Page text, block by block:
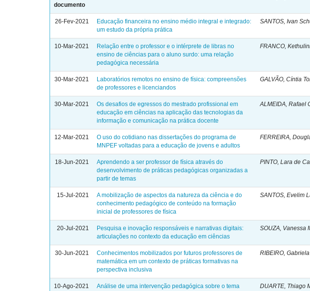
documento
26-Fev-2021
Educação financeira no ensino médio integral e integrado:
um estudo da própria prática
SANTOS, Ivan
10-Mar-2021
Relação entre o professor e o intérprete de libras no
ensino de ciências para o aluno surdo: uma relação
pedagógica necessária
FRANCO,
30-Mar-2021
Laboratórios remotos no ensino de física: compreensões
de professores e licenciandos
GALVÃO, Cíntia
30-Mar-2021
Os desafios de egressos do mestrado profissional em
educação em ciências na aplicação das tecnologias da
informação e comunicação na prática docente
ALMEIDA, Rafael
12-Mar-2021
O uso do cotidiano nas dissertações do programa de
MNPEF voltadas para a educação de jovens e adultos
FERREIRA,
18-Jun-2021
Aprendendo a ser professor de física através do
desenvolvimento de práticas pedagógicas organizadas a
partir de temas
PINTO, Lara de
15-Jul-2021
A mobilização de aspectos da natureza da ciência e do
conhecimento pedagógico de conteúdo na formação
inicial de professores de física
SANTOS, Evelim
20-Jul-2021
Pesquisa e inovação responsáveis e narrativas digitais:
articulações no contexto da educação em ciências
SOUZA, Vanessa
30-Jun-2021
Conhecimentos mobilizados por futuros professores de
matemática em um contexto de práticas formativas na
perspectiva inclusiva
RIBEIRO,
10-Ago-2021 Análise de uma intervenção pedagógica sobre o tema DUARTE, Thiago